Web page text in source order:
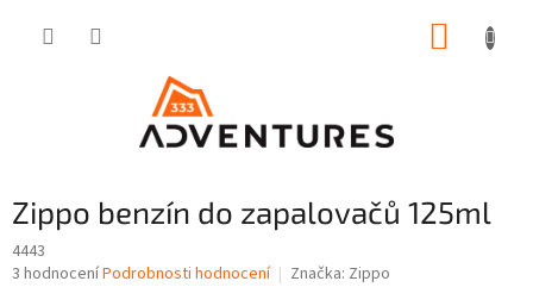
Zippo benzín do zapalovačů 125ml
4443
Průměrné
3 hodnoceníPodrobnosti hodnocení Značka: Zippo